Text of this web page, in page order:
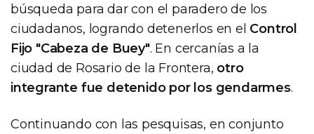
búsqueda para dar con el paradero de los
ciudadanos, logrando detenerlos en el Control
Fijo "Cabeza de Buey". En cercanías a la
ciudad de Rosario de la Frontera, otro
integrante fue detenido por los gendarmes.
Continuando con las pesquisas, en conjunto